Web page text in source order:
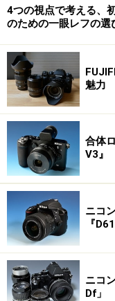
【視点2】ス
一眼レフを使いこ
欠かせません。絞
写界深度、そして
にコントロールで
れをまだマスター
ン
「D3300 レンズキ
モードダイヤルを
使わずに各種設定
スしてくれます。
あるのでPCを使わ
をトリミングでき
4つの視点で考える、
のための一眼レフの選
魅力
合体
V3』
ニコ
『
ニコ
Df」